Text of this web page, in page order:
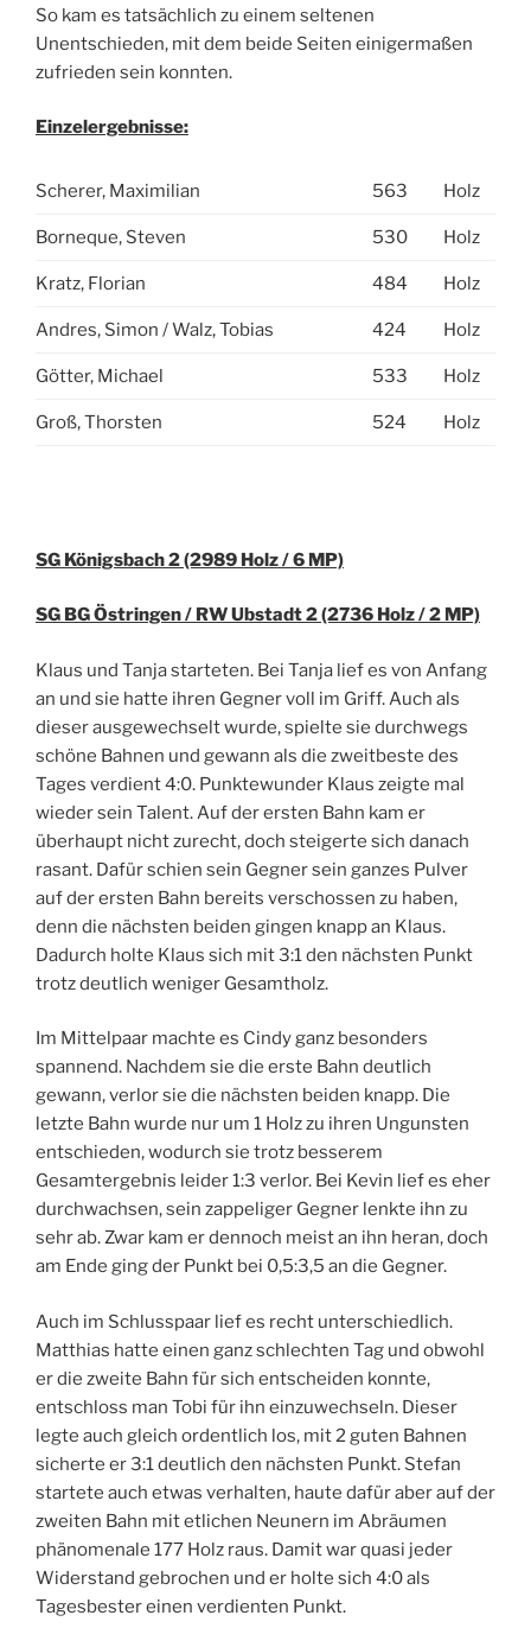
So kam es tatsächlich zu einem seltenen
Unentschieden, mit dem beide Seiten einigermaßen
zufrieden sein konnten.
Einzelergebnisse:
Scherer, Maximilian 563 Holz
Borneque, Steven 530 Holz
Kratz, Florian 484 Holz
Andres, Simon / Walz, Tobias 424 Holz
Götter, Michael 533 Holz
Groß, Thorsten 524 Holz
SG Königsbach 2 (2989 Holz / 6 MP)
SG BG Östringen / RW Ubstadt 2 (2736 Holz / 2 MP)
Klaus und Tanja starteten. Bei Tanja lief es von Anfang
an und sie hatte ihren Gegner voll im Griff. Auch als
dieser ausgewechselt wurde, spielte sie durchwegs
schöne Bahnen und gewann als die zweitbeste des
Tages verdient 4:0. Punktewunder Klaus zeigte mal
wieder sein Talent. Auf der ersten Bahn kam er
überhaupt nicht zurecht, doch steigerte sich danach
rasant. Dafür schien sein Gegner sein ganzes Pulver
auf der ersten Bahn bereits verschossen zu haben,
denn die nächsten beiden gingen knapp an Klaus.
Dadurch holte Klaus sich mit 3:1 den nächsten Punkt
trotz deutlich weniger Gesamtholz.
Im Mittelpaar machte es Cindy ganz besonders
spannend. Nachdem sie die erste Bahn deutlich
gewann, verlor sie die nächsten beiden knapp. Die
letzte Bahn wurde nur um 1 Holz zu ihren Ungunsten
entschieden, wodurch sie trotz besserem
Gesamtergebnis leider 1:3 verlor. Bei Kevin lief es eher
durchwachsen, sein zappeliger Gegner lenkte ihn zu
sehr ab. Zwar kam er dennoch meist an ihn heran, doch
am Ende ging der Punkt bei 0,5:3,5 an die Gegner.
Auch im Schlusspaar lief es recht unterschiedlich.
Matthias hatte einen ganz schlechten Tag und obwohl
er die zweite Bahn für sich entscheiden konnte,
entschloss man Tobi für ihn einzuwechseln. Dieser
legte auch gleich ordentlich los, mit 2 guten Bahnen
sicherte er 3:1 deutlich den nächsten Punkt. Stefan
startete auch etwas verhalten, haute dafür aber auf der
zweiten Bahn mit etlichen Neunern im Abräumen
phänomenale 177 Holz raus. Damit war quasi jeder
Widerstand gebrochen und er holte sich 4:0 als
Tagesbester einen verdienten Punkt.